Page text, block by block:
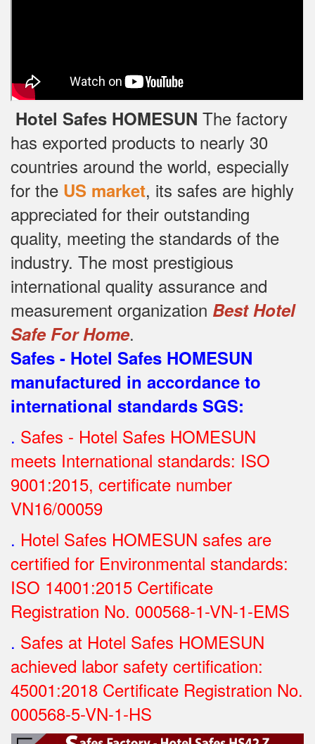
Hotel Safes HOMESUN The factory
has exported products to nearly 30
countries around the world, especially
for the US market, its safes are highly
appreciated for their outstanding
quality, meeting the standards of the
industry. The most prestigious
international quality assurance and
measurement organization Best Hotel
Safe For Home.
Safes - Hotel Safes HOMESUN
manufactured in accordance to
international standards SGS:
. Safes - Hotel Safes HOMESUN
meets International standards: ISO
9001:2015, certificate number
VN16/00059
. Hotel Safes HOMESUN safes are
certified for Environmental standards:
ISO 14001:2015 Certificate
Registration No. 000568-1-VN-1-EMS
. Safes at Hotel Safes HOMESUN
achieved labor safety certification:
45001:2018 Certificate Registration No.
000568-5-VN-1-HS